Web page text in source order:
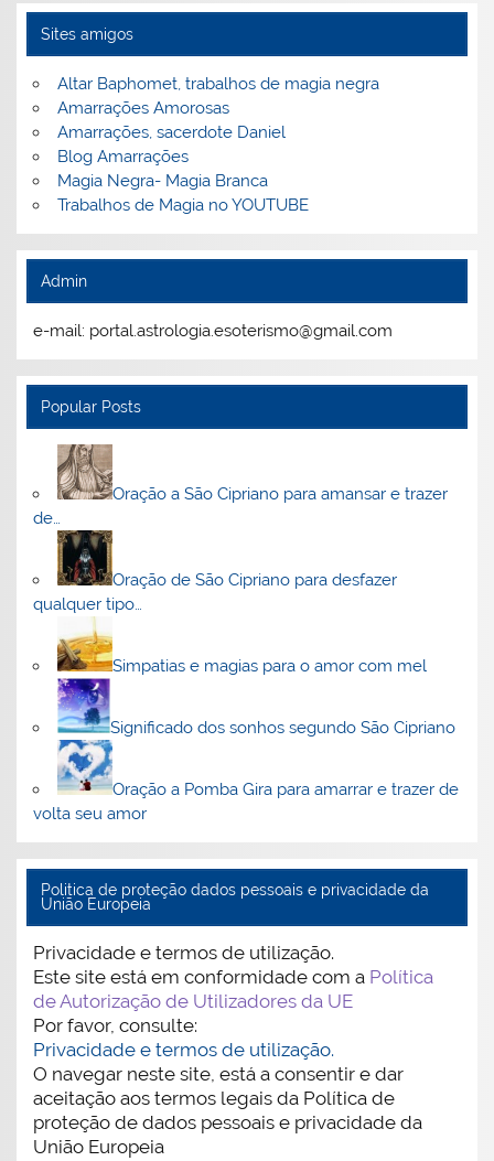
Sites amigos
Altar Baphomet, trabalhos de magia negra
Amarrações Amorosas
Amarrações, sacerdote Daniel
Blog Amarrações
Magia Negra- Magia Branca
Trabalhos de Magia no YOUTUBE
Admin
e-mail: portal.astrologia.esoterismo@gmail.com
Popular Posts
Oração a São Cipriano para amansar e trazer
de…
Oração de São Cipriano para desfazer
qualquer tipo…
Simpatias e magias para o amor com mel
Significado dos sonhos segundo São Cipriano
Oração a Pomba Gira para amarrar e trazer de
volta seu amor
Politica de proteção dados pessoais e privacidade da
União Europeia
Privacidade e termos de utilização.
Este site está em conformidade com a Política
de Autorização de Utilizadores da UE
Por favor, consulte:
Privacidade e termos de utilização.
O navegar neste site, está a consentir e dar
aceitação aos termos legais da Política de
proteção de dados pessoais e privacidade da
União Europeia